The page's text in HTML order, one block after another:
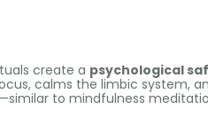
create a psychological
,calms the limbic system,
to mindfulness